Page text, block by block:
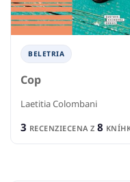
BELETRIA
Cop
Laetitia Colombani
3 RECENZIECENA Z 8